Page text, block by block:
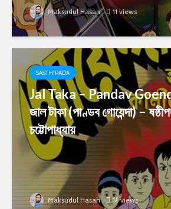
Maksudul Hasan 11 views
SASTHIPADA
Jal Taka – Pandav
জাল টাকা (পাণ্ডব গোয়েন্দা) –
চট্টোপাধ্যায়
Maksudul Hasan 16 views